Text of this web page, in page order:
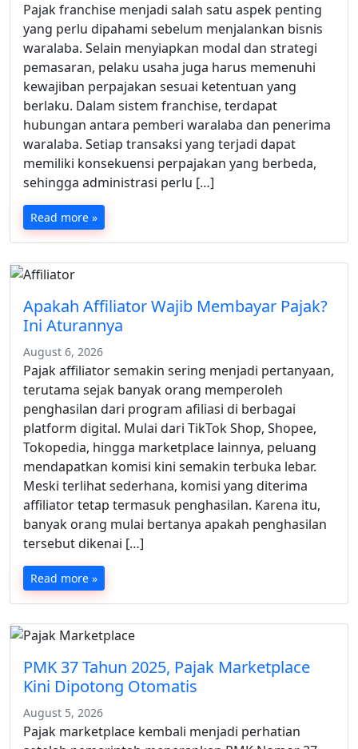
Pajak franchise menjadi salah satu aspek penting
yang perlu dipahami sebelum menjalankan bisnis
waralaba. Selain menyiapkan modal dan strategi
pemasaran, pelaku usaha juga harus memenuhi
kewajiban perpajakan sesuai ketentuan yang
berlaku. Dalam sistem franchise, terdapat
hubungan antara pemberi waralaba dan penerima
waralaba. Setiap transaksi yang terjadi dapat
memiliki konsekuensi perpajakan yang berbeda,
sehingga administrasi perlu […]
Read more »
Apakah Affiliator Wajib Membayar Pajak?
Ini Aturannya
August 6, 2026
Pajak affiliator semakin sering menjadi pertanyaan,
terutama sejak banyak orang memperoleh
penghasilan dari program afiliasi di berbagai
platform digital. Mulai dari TikTok Shop, Shopee,
Tokopedia, hingga marketplace lainnya, peluang
mendapatkan komisi kini semakin terbuka lebar.
Meski terlihat sederhana, komisi yang diterima
affiliator tetap termasuk penghasilan. Karena itu,
banyak orang mulai bertanya apakah penghasilan
tersebut dikenai […]
Read more »
PMK 37 Tahun 2025, Pajak Marketplace
Kini Dipotong Otomatis
August 5, 2026
Pajak marketplace kembali menjadi perhatian